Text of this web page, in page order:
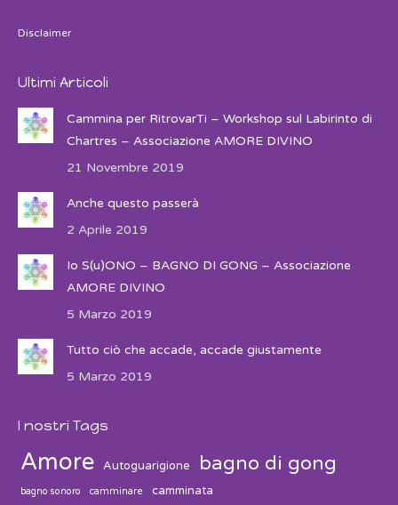
Disclaimer
Ultimi Articoli
Cammina per RitrovarTi – Workshop sul Labirinto di
Chartres – Associazione AMORE DIVINO
21 Novembre 2019
Anche questo passerà
2 Aprile 2019
Io S(u)ONO – BAGNO DI GONG – Associazione
AMORE DIVINO
5 Marzo 2019
Tutto ciò che accade, accade giustamente
5 Marzo 2019
I nostri Tags
Amore Autoguarigione bagno di gong
bagno sonoro camminare camminata